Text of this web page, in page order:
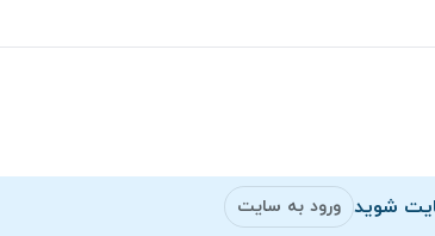
شوید ورود به سایت